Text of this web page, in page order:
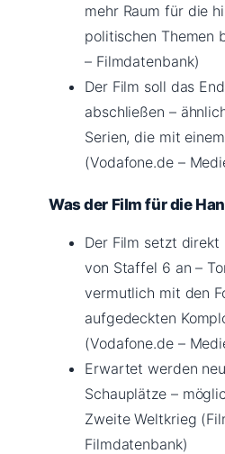
mehr Raum für die
politischen Themen
– Filmdatenbank)
Der Film soll das
abschließen –
Serien, die mit
(Vodafone.de –
Was der Film für die
Der Film setzt direkt
von Staffel 6 an –
vermutlich mit den
aufgedeckten
(Vodafone.de –
Erwartet werden
Schauplätze –
Zweite Weltkrieg
Filmdatenbank)